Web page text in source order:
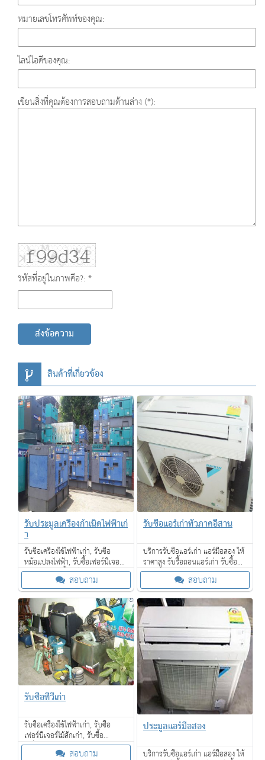
หมายเลขโทรศัพท์ของคุณ:
ไลน์ไอดีของคุณ:
เขียนสิ่งที่คุณต้องการสอบถามด้านล่าง (*):
รหัสที่อยู่ในภาพคือ?: *
ส่งข้อความ
สินค้าที่เกี่ยวข้อง
รับประมูลเครื่องกำเนิดไฟฟ้าเก่
า
รับซื้อเครื่องใช้ไฟฟ้าเก่า, รับซื้อ
หม้อแปลงไฟฟ้า, รับซื้อเฟอร์นิเจอร์
ไม้สักเก่า, รับซื้อเครื่องจักรเก่าขนาด
ใหญ่ และเรายังรับซื้อของเก่าใน
โรงแรม
สอบถาม
รับซื้อแอร์เก่าทั่วภาคอีสาน
บริการรับซื้อแอร์เก่า แอร์มือสอง ให้
ราคาสูง รับรื้อถอนแอร์เก่า รับซื้อ
ของเก่าทุกชนิดจำนวนมาก บริการ
รับซื้อถึงที่ จ่ายเงินสด ให้ราคาดี
สอบถาม
รับซื้อทีวีเก่า
รับซื้อเครื่องใช้ไฟฟ้าเก่า, รับซื้อ
เฟอร์นิเจอร์ไม้สักเก่า, รับซื้อ
เครื่องจักรเก่าขนาดใหญ่ให้ราคาดี,
และรับซื้อของเก่าในโรงแรม ให้ราคา
สอบถาม
ประมูลแอร์มือสอง
บริการรับซื้อแอร์เก่า แอร์มือสอง ให้